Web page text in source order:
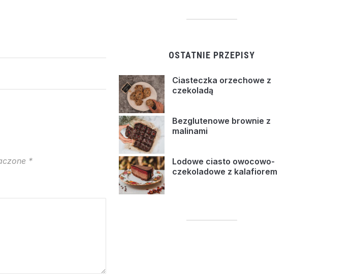
*
OSTATNIE PRZEPISY
Ciasteczka orzechowe z
czekoladą
Bezglutenowe brownie z
malinami
Lodowe ciasto owocowo-
czekoladowe z kalafiorem